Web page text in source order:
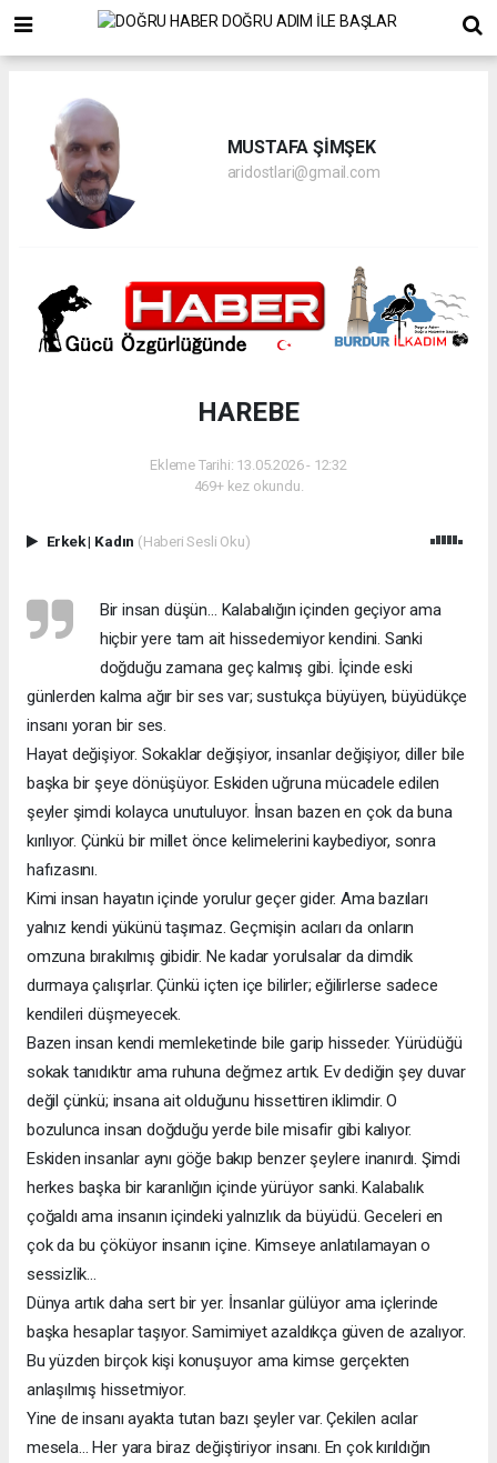
MUSTAFA ŞİMŞEK
aridostlari@gmail.com
HAREBE
Ekleme Tarihi: 13.05.2026 - 12:32
469+ kez okundu.
Erkek| Kadın (Haberi Sesli Oku)
Bir insan düşün… Kalabalığın içinden geçiyor ama
hiçbir yere tam ait hissedemiyor kendini. Sanki
doğduğu zamana geç kalmış gibi. İçinde eski
günlerden kalma ağır bir ses var; sustukça büyüyen, büyüdükçe
insanı yoran bir ses.
Hayat değişiyor. Sokaklar değişiyor, insanlar değişiyor, diller bile
başka bir şeye dönüşüyor. Eskiden uğruna mücadele edilen
şeyler şimdi kolayca unutuluyor. İnsan bazen en çok da buna
kırılıyor. Çünkü bir millet önce kelimelerini kaybediyor, sonra
hafızasını.
Kimi insan hayatın içinde yorulur geçer gider. Ama bazıları
yalnız kendi yükünü taşımaz. Geçmişin acıları da onların
omzuna bırakılmış gibidir. Ne kadar yorulsalar da dimdik
durmaya çalışırlar. Çünkü içten içe bilirler; eğilirlerse sadece
kendileri düşmeyecek.
Bazen insan kendi memleketinde bile garip hisseder. Yürüdüğü
sokak tanıdıktır ama ruhuna değmez artık. Ev dediğin şey duvar
değil çünkü; insana ait olduğunu hissettiren iklimdir. O
bozulunca insan doğduğu yerde bile misafir gibi kalıyor.
Eskiden insanlar aynı göğe bakıp benzer şeylere inanırdı. Şimdi
herkes başka bir karanlığın içinde yürüyor sanki. Kalabalık
çoğaldı ama insanın içindeki yalnızlık da büyüdü. Geceleri en
çok da bu çöküyor insanın içine. Kimseye anlatılamayan o
sessizlik…
Dünya artık daha sert bir yer. İnsanlar gülüyor ama içlerinde
başka hesaplar taşıyor. Samimiyet azaldıkça güven de azalıyor.
Bu yüzden birçok kişi konuşuyor ama kimse gerçekten
anlaşılmış hissetmiyor.
Yine de insanı ayakta tutan bazı şeyler var. Çekilen acılar
mesela… Her yara biraz değiştiriyor insanı. En çok kırıldığın